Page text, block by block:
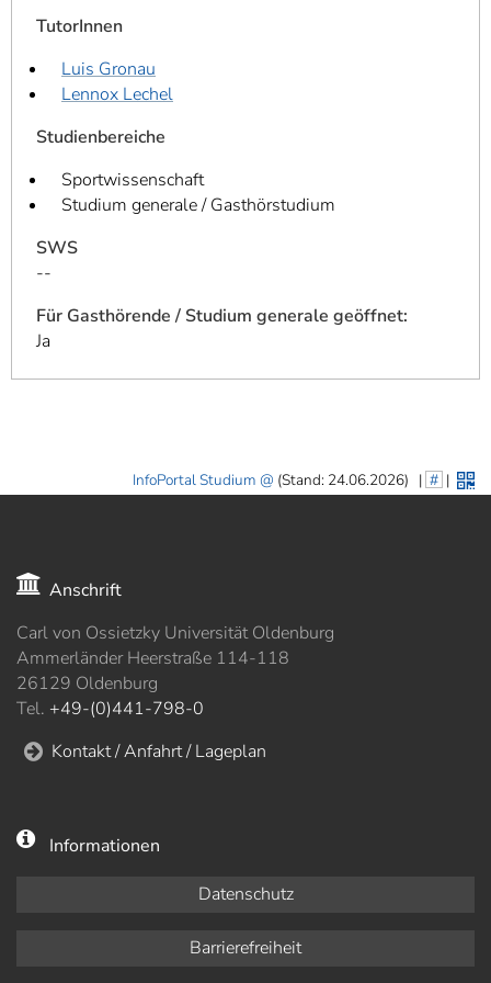
TutorInnen
Luis Gronau
Lennox Lechel
Studienbereiche
Sportwissenschaft
Studium generale / Gasthörstudium
SWS
--
Für Gasthörende / Studium generale geöffnet:
Ja
InfoPortal Studium (Stand: 24.06.2026) | # |
Anschrift
Carl von Ossietzky Universität Oldenburg
Ammerländer Heerstraße 114-118
26129 Oldenburg
Tel. +49-(0)441-798-0
Kontakt / Anfahrt / Lageplan
Informationen
Datenschutz
Barrierefreiheit